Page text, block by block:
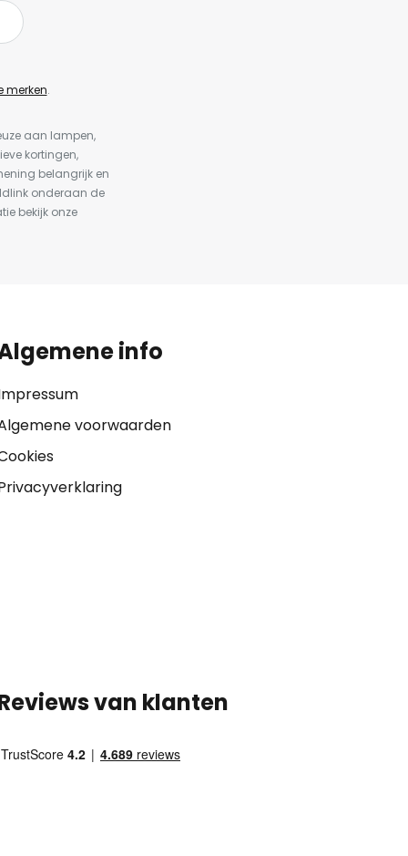
merken.
aan lampen,
kortingen,
belangrijk en
onderaan de
bekijk onze
info
voorwaarden
van klanten